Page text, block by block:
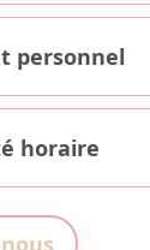
personnel
horaire